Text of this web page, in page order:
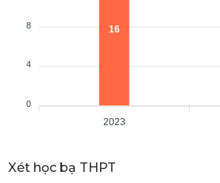
2023
16
8
4
0
Xét học bạ THPT